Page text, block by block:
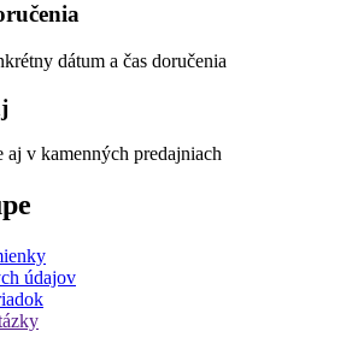
dátum a čas doručenia
v kamenných predajniach
údajov